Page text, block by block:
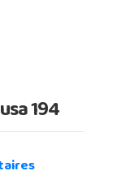
194